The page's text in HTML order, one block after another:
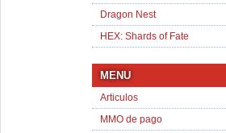
Dragon Nest
HEX: Shards of Fate
MENU
Articulos
MMO de pago